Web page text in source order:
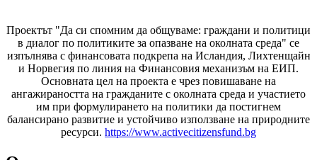
Проектът "Да си спомним да общуваме: граждани и политици
в диалог по политиките за опазване на околната среда" се
изпълнява с финансовата подкрепа на Исландия, Лихтенщайн
и Норвегия по линия на Финансовия механизъм на ЕИП.
Основната цел на проекта е чрез повишаване на
ангажираността на гражданите с околната среда и участието
им при формулирането на политики да постигнем
балансирано развитие и устойчиво използване на природните
ресурси. https://www.activecitizensfund.bg